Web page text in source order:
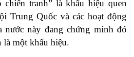
chiến tranh” là khẩu hiệu quen
Trung Quốc và các hoạt động
nước này đang chứng minh đó
một khẩu hiệu.